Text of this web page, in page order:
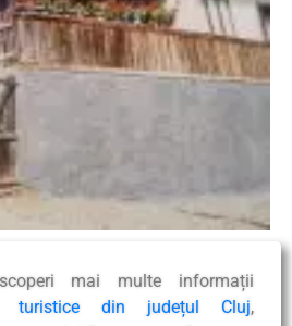
mai multe informații
turistice din județul Cluj,